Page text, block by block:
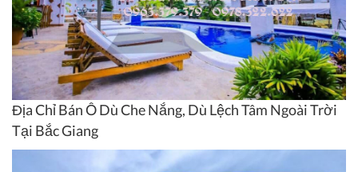
Địa Chỉ Bán Ô Dù Che Nắng, Dù Lệch Tâm Ngoài Trời
Tại Bắc Giang